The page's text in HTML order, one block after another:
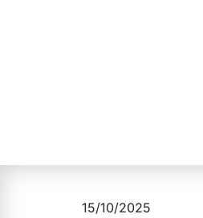
15/10/2025